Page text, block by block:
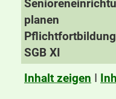
planen
SGB XI
Inhalt zeigen I